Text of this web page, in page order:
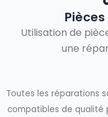
Utilisation de
une
Toutes les réparations
compatibles de qualité